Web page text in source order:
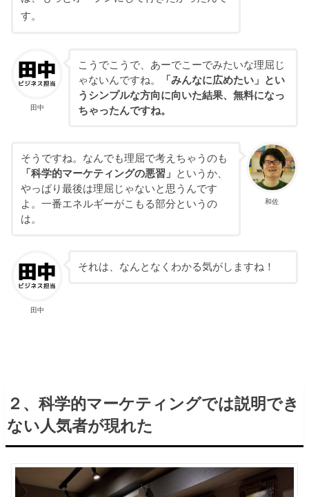
す。
田中
こうでこうで、あーでこーでみたいな理屈じ
ゃないんですね。
「みんなに広めたい」とい
うシンプルな方向に向いた結果、無料になっ
ちゃったんですね。
和佐
そうですね。なんでも理屈で考えちゃうのも
「科学的マーケティングの悪習」
というか、
やっぱり最後は理屈じゃないと思うんです
よ。一番エネルギーがこもる部分というの
は。
田中
それは、なんとなくわかる気がしますね！
２、科学的マーケティングでは説明でき
ない人気者が現れた